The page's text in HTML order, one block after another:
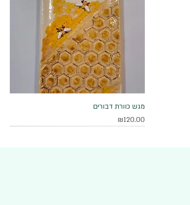
תצוגה מהירהמגש כוורת דבורים
מחיר
₪120.00